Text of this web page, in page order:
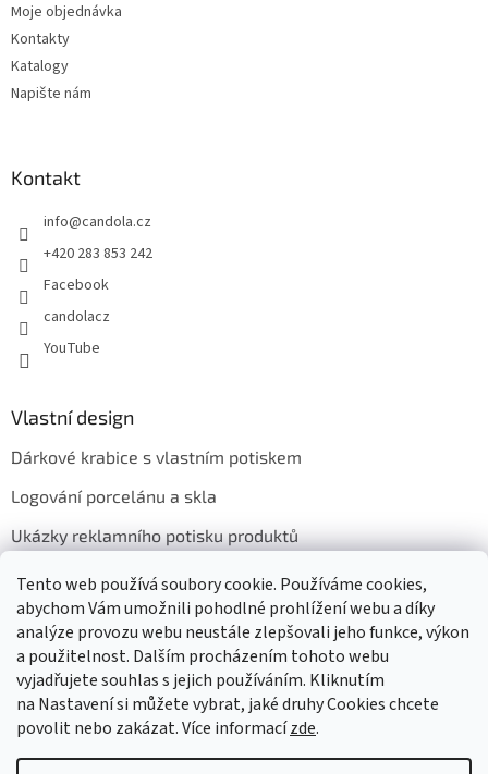
Tento web používá soubory cookie. Používáme cookies,
abychom Vám umožnili pohodlné prohlížení webu a díky
analýze provozu webu neustále zlepšovali jeho funkce, výkon
a použitelnost. Dalším procházením tohoto webu
vyjadřujete souhlas s jejich používáním. Kliknutím
na Nastavení si můžete vybrat, jaké druhy Cookies chcete
povolit nebo zakázat. Více informacízde.
Moje objednávka
Kontakty
Katalogy
Napište nám
Kontakt
info@candola.cz
+420 283 853 242
Facebook
candolacz
YouTube
Vlastní design
Dárkové krabice s vlastním potiskem
Logování porcelánu a skla
Ukázky reklamního potisku produktů
Přijímáme online platby